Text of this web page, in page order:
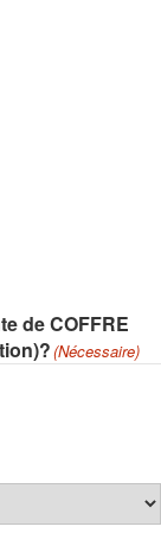
de COFFRE
(Nécessaire)